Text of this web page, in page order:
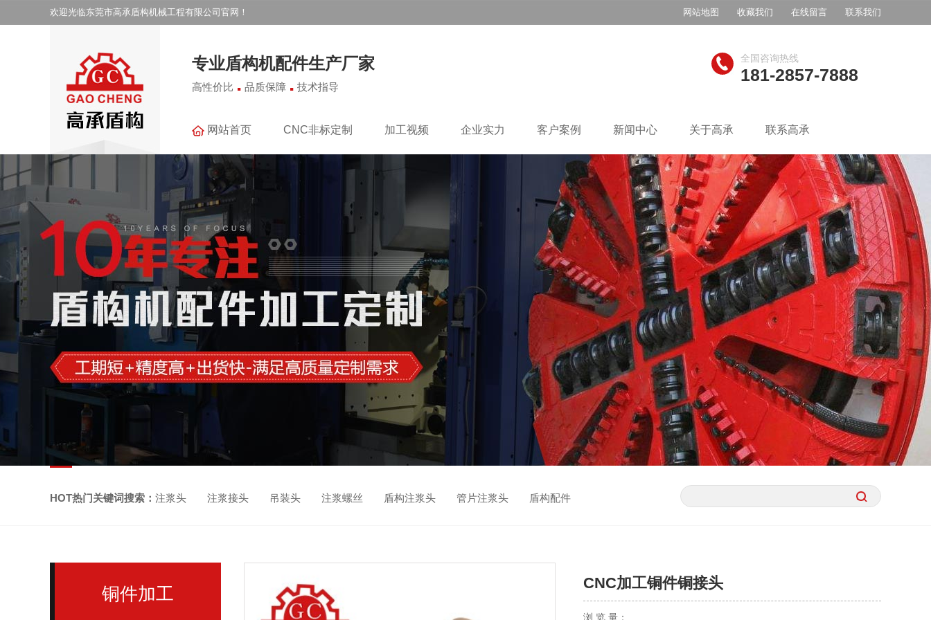
欢迎光临东莞市高承盾构机械工程有限公司官网！ 网站地图 收藏我们 在线留言 联系我们
专业盾构机配件生产厂家
高性价比 . 品质保障 . 技术指导
全国咨询热线
181-2857-7888
网站首页 CNC非标定制 加工视频 企业实力 客户案例 新闻中心 关于高承 联系高承
HOT热门关键词搜索： 注浆头 注浆接头 吊装头 注浆螺丝 盾构注浆头 管片注浆头 盾构配件
铜件加工
CNC加工铜件铜接头
浏 览 量：